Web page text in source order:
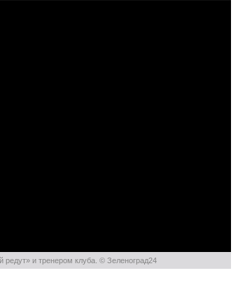
редут» и тренером клуба. © Зеленоград24